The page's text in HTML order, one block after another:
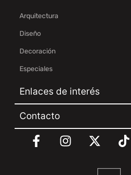
Arquitectura
Diseño
Decoración
Especiales
Enlaces de interés
Contacto